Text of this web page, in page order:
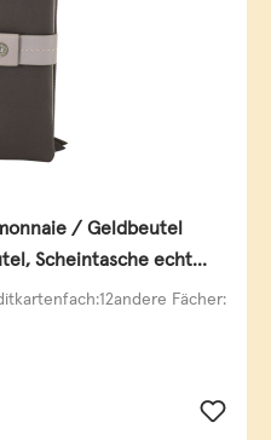
/ Geldbeutel
Scheintasche echt
Fächer: